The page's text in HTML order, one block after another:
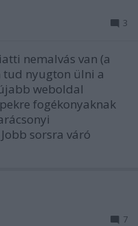
3
nemalvás van (a
tud nyugton ülni a
weboldal
fogékonyaknak
sorsra váró
7